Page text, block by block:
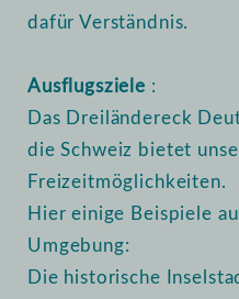
dafür Verständnis.
Ausflugsziele :
Das Dreiländereck
die Schweiz bietet
Freizeitmöglichkeiten.
Hier einige Beispiele
Umgebung:
Die historische